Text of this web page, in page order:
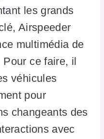
les grands
Airspeeder
multimédia de
Pour ce faire, il
véhicules
pour
changeants des
avec